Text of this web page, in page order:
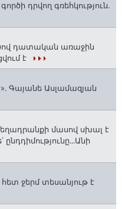
դրվող գռեհկություն.
դատական առաջին
է
Գայանե Ասլամազյան
մասով սխալ է
ջերմ տեսանյութ է